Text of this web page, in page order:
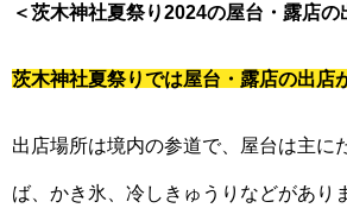
＜茨木神社夏祭り2024の屋台・露店の
茨木神社夏祭りでは屋台・露店の出店
出店場所は境内の参道で、屋台は主に
ば、かき氷、冷しきゅうりなどがあり